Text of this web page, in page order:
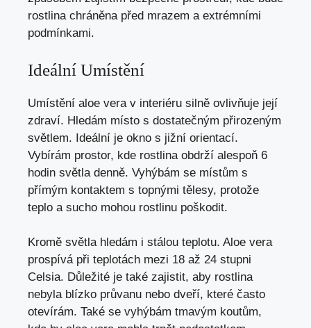
rostlina chráněna před mrazem a extrémními
podmínkami.
Ideální Umístění
Umístění aloe vera v interiéru silně ovlivňuje její
zdraví. Hledám místo s dostatečným přirozeným
světlem. Ideální je okno s jižní orientací.
Vybírám prostor, kde rostlina obdrží alespoň 6
hodin světla denně. Vyhýbám se místům s
přímým kontaktem s topnými tělesy, protože
teplo a sucho mohou rostlinu poškodit.
Kromě světla hledám i stálou teplotu. Aloe vera
prospívá při teplotách mezi 18 až 24 stupni
Celsia. Důležité je také zajistit, aby rostlina
nebyla blízko průvanu nebo dveří, které často
otevírám. Také se vyhýbám tmavým koutům,